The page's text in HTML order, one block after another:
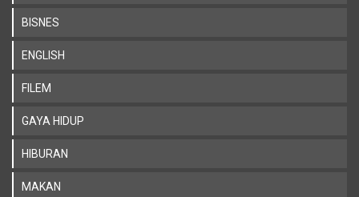
BISNES
ENGLISH
FILEM
GAYA HIDUP
HIBURAN
MAKAN